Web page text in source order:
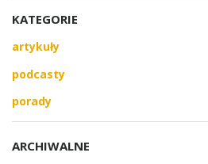
KATEGORIE
artykuły
podcasty
porady
ARCHIWALNE